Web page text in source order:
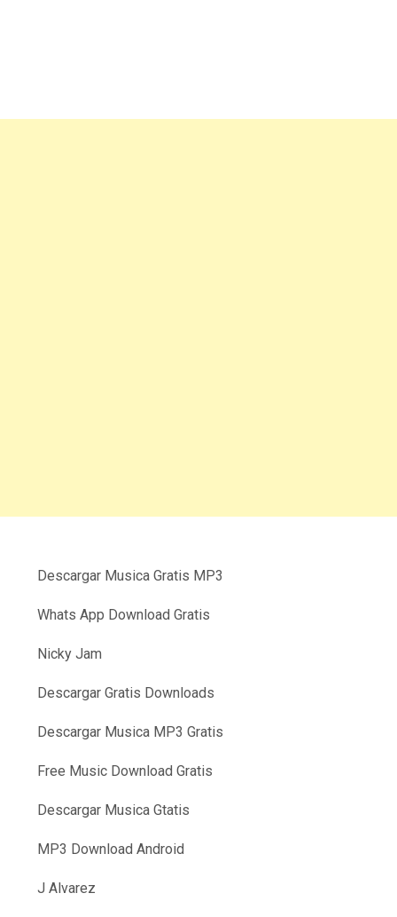
Descargar Musica Gratis MP3
Whats App Download Gratis
Nicky Jam
Descargar Gratis Downloads
Descargar Musica MP3 Gratis
Free Music Download Gratis
Descargar Musica Gtatis
MP3 Download Android
J Alvarez